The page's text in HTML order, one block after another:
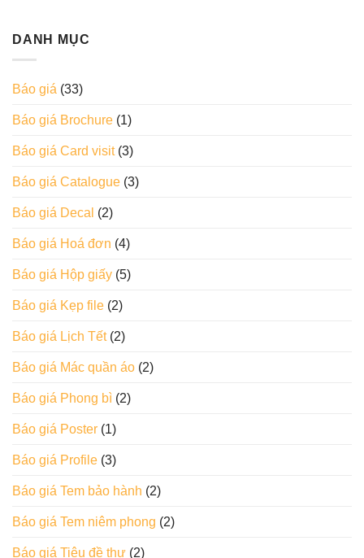
DANH MỤC
Báo giá (33)
Báo giá Brochure (1)
Báo giá Card visit(3)
Báo giá Catalogue (3)
Báo giá Decal (2)
Báo giá Hoá đơn (4)
Báo giá Hộp giấy (5)
Báo giá Kẹp file (2)
Báo giá Lịch Tết(2)
Báo giá Mác quần áo (2)
Báo giá Phong bì (2)
Báo giá Poster (1)
Báo giá Profile (3)
Báo giá Tem bảo hành (2)
Báo giá Tem niêm phong (2)
Báo giá Tiêu đề thư (2)